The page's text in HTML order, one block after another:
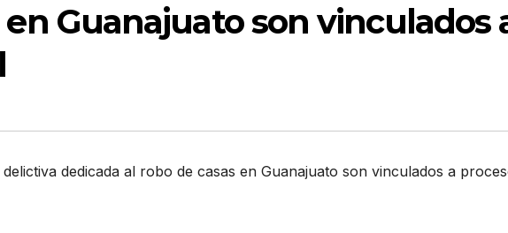
en Guanajuato son vinculados
dedicada al robo de casas en Guanajuato son vinculados a